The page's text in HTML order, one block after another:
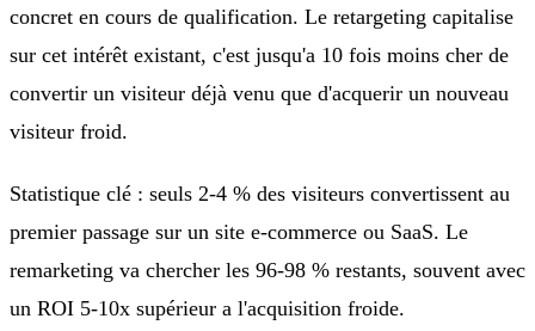
concret en cours de qualification. Le retargeting capitalise
sur cet intérêt existant, c'est jusqu'a 10 fois moins cher de
convertir un visiteur déjà venu que d'acquerir un nouveau
visiteur froid.
Statistique clé : seuls 2-4 % des visiteurs convertissent au
premier passage sur un site e-commerce ou SaaS. Le
remarketing va chercher les 96-98 % restants, souvent avec
un ROI 5-10x supérieur a l'acquisition froide.